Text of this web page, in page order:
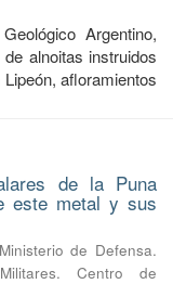
Argentino,
alnoitas instruidos
afloramientos
de la Puna
este metal y sus
Ministerio de Defensa.
Centro de